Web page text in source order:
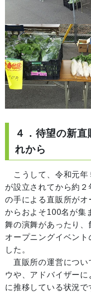
４．待望の新
れから
こうして、令和元年
が設立されてから約
の手による直販所が
からおよそ100名が集
舞の演舞があったり
オープニングイベン
した。
直販所の運営につい
ウや、アドバイザー
に推移している状況